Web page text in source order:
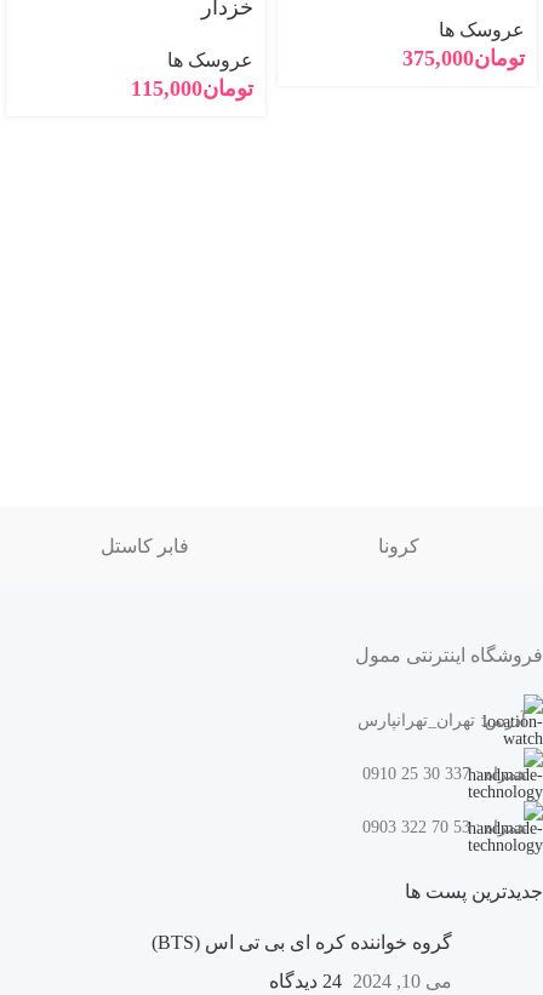
عروسک ها
تومان375,000
خزدار
عروسک ها
تومان115,000
کرونا فابر کاستل
فروشگاه اینترنتی ممول
آدرس: تهران_تهرانپارس
همراه : 337 30 25 0910
همراه : 53 70 322 0903
جدیدترین پست ها
گروه خواننده کره ای بی تی اس (BTS)
می 10, 2024
24 دیدگاه